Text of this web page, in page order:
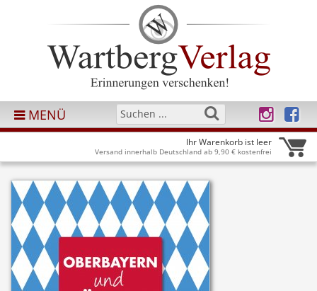
MENÜ
Ihr Warenkorb ist leer
Versand innerhalb Deutschland ab 9,90 € kostenfrei